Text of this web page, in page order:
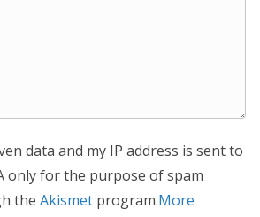
data and my IP address is sent to
only for the purpose of spam
the Akismet program.More